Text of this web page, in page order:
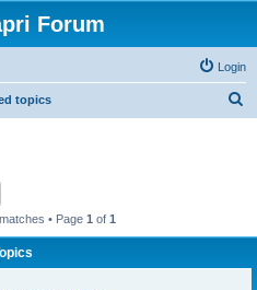
Forum
Login
topics
• Page 1 of 1